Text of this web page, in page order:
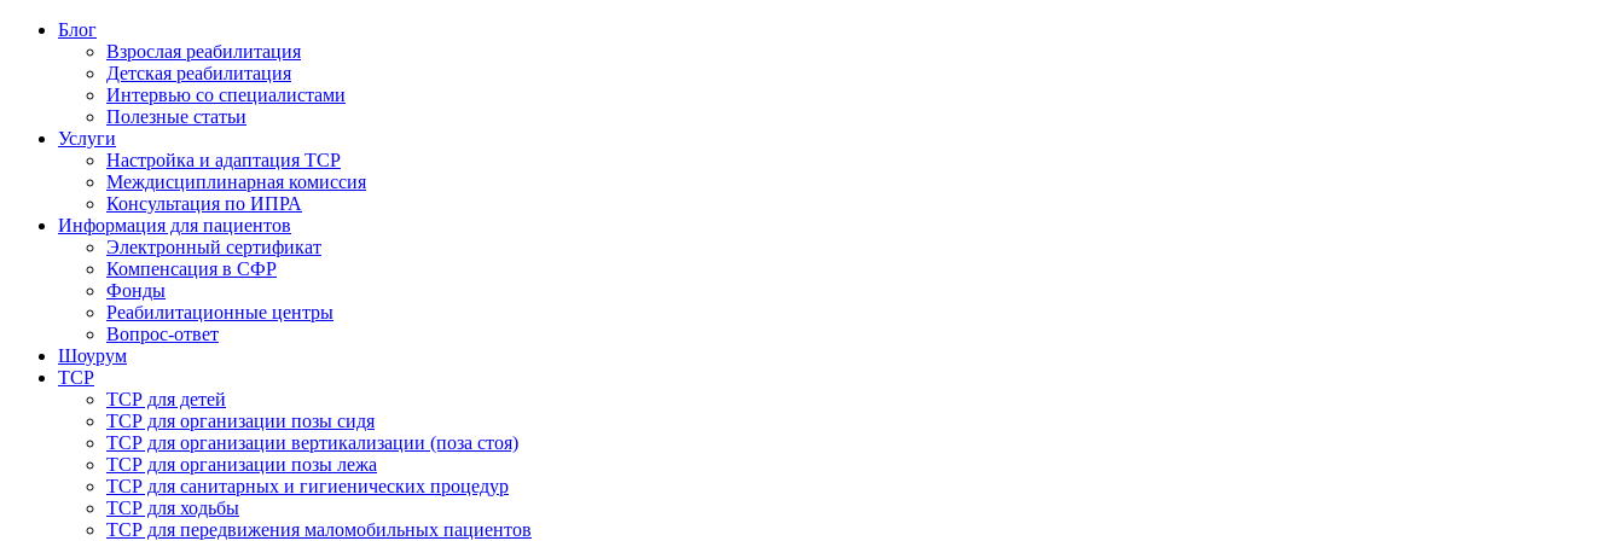
Блог
Взрослая реабилитация
Детская реабилитация
Интервью со специалистами
Полезные статьи
Услуги
Настройка и адаптация ТСР
Междисциплинарная комиссия
Консультация по ИПРА
Информация для пациентов
Электронный сертификат
Компенсация в СФР
Фонды
Реабилитационные центры
Вопрос-ответ
Шоурум
ТСР
ТСР для детей
ТСР для организации позы сидя
ТСР для организации вертикализации (поза стоя)
ТСР для организации позы лежа
ТСР для санитарных и гигиенических процедур
ТСР для ходьбы
ТСР для передвижения маломобильных пациентов